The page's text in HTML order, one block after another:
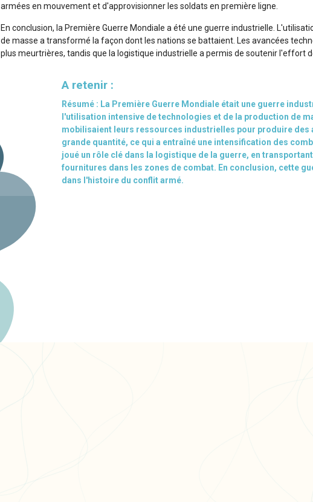
armées en mouvement et d'approvisionner les soldats en première ligne.
En conclusion, la Première Guerre Mondiale a été une guerre industrielle.
de masse a transformé la façon dont les nations se battaient. Les avancées
plus meurtrières, tandis que la logistique industrielle a permis de soutenir l'effort
A retenir :
Résumé : La Première Guerre Mondiale était une guerre
l'utilisation intensive de technologies et de la production de
mobilisaient leurs ressources industrielles pour produire des
grande quantité, ce qui a entraîné une intensification des
joué un rôle clé dans la logistique de la guerre, en
fournitures dans les zones de combat. En conclusion, cette
dans l'histoire du conflit armé.